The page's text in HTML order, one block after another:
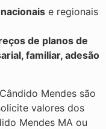
e regionais
de planos de
familiar, adesão
Mendes são
valores dos
Mendes MA ou